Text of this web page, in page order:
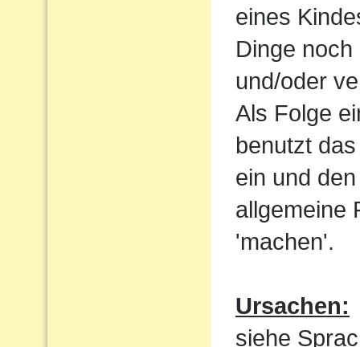
eines
Dinge
und/oder
Als Folge
benutzt
ein und
allgemeine
'machen'.
Ursachen:
siehe